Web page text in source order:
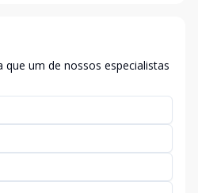
que um de nossos especialistas